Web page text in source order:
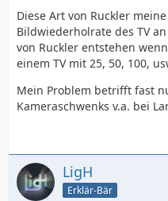
Diese Art von Ruckler
Bildwiederholrate des TV
von Ruckler entstehen
einem TV mit 25, 50, 100,
Mein Problem betrifft fast
Kameraschwenks v.a. bei
LigH
Erklär-Bär